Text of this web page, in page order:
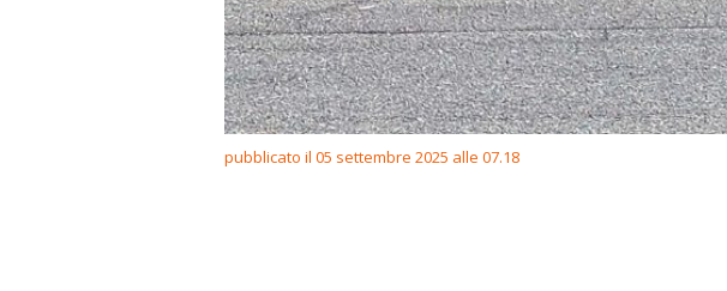
pubblicato il 05 settembre 2025 alle 07.18